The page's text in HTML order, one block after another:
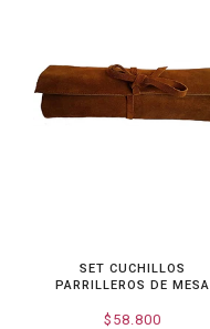
SET CUCHILLOS
PARRILLEROS DE MESA
$58.800